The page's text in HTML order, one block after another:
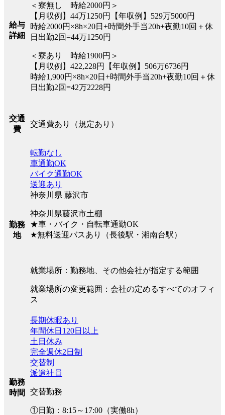
給与
詳細
＜寮無し 時給2000円＞
【月収例】44万1250円【年収例】529万5000円
時給2000円×8h×20日+時間外手当20h+夜勤10回＋休
日出勤2回=44万1250円
＜寮あり 時給1900円＞
【月収例】422,228円【年収例】506万6736円
時給1,900円×8h×20日+時間外手当20h+夜勤10回＋休
日出勤2回=42万2228円
交通
費
交通費あり（規定あり）
勤務
地
転勤なし
車通勤OK
バイク通勤OK
送迎あり
神奈川県 藤沢市
神奈川県藤沢市土棚
★車・バイク・自転車通勤OK
★無料送迎バスあり（長後駅・湘南台駅）
就業場所：勤務地、その他会社が指定する範囲
就業場所の変更範囲：会社の定めるすべてのオフィ
ス
勤務
時間
長期休暇あり
年間休日120日以上
土日休み
完全週休2日制
交替制
派遣社員
交替勤務
①日勤：8:15～17:00（実働8h）